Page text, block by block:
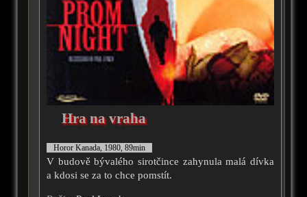
Hra na vraha
Horor Kanada, 1980, 89min
V budově bývalého sirotčince zahynula malá dívka
a kdosi se za to chce pomstít.